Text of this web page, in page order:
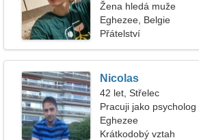
Žena hledá muže
Eghezee, Belgie
Přátelství
Nicolas
42 let, Střelec
Pracuji jako psycholog
Eghezee
Krátkodobý vztah